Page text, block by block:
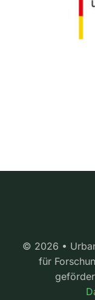
© 2026 •
für